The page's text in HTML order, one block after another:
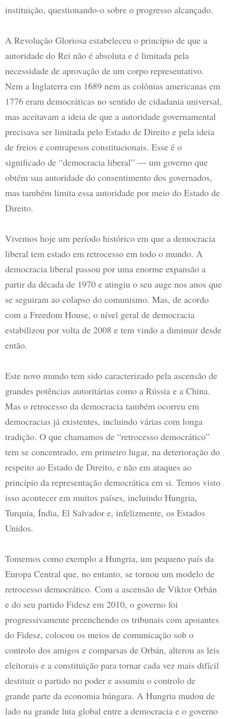
instituição, questionando-o sobre o progresso alcançado.
A Revolução Gloriosa estabeleceu o princípio de que a
autoridade do Rei não é absoluta e é limitada pela
necessidade de aprovação de um corpo representativo.
Nem a Inglaterra em 1689 nem as colônias americanas em
1776 eram democráticas no sentido de cidadania universal,
mas aceitavam a ideia de que a autoridade governamental
precisava ser limitada pelo Estado de Direito e pela ideia
de freios e contrapesos constitucionais. Esse é o
significado de “democracia liberal” — um governo que
obtém sua autoridade do consentimento dos governados,
mas também limita essa autoridade por meio do Estado de
Direito.
Vivemos hoje um período histórico em que a democracia
liberal tem estado em retrocesso em todo o mundo. A
democracia liberal passou por uma enorme expansão a
partir da década de 1970 e atingiu o seu auge nos anos que
se seguiram ao colapso do comunismo. Mas, de acordo
com a Freedom House, o nível geral de democracia
estabilizou por volta de 2008 e tem vindo a diminuir desde
então.
Este novo mundo tem sido caracterizado pela ascensão de
grandes potências autoritárias como a Rússia e a China.
Mas o retrocesso da democracia também ocorreu em
democracias já existentes, incluindo várias com longa
tradição. O que chamamos de “retrocesso democrático”
tem se concentrado, em primeiro lugar, na deterioração do
respeito ao Estado de Direito, e não em ataques ao
princípio da representação democrática em si. Temos visto
isso acontecer em muitos países, incluindo Hungria,
Turquia, Índia, El Salvador e, infelizmente, os Estados
Unidos.
Tomemos como exemplo a Hungria, um pequeno país da
Europa Central que, no entanto, se tornou um modelo de
retrocesso democrático. Com a ascensão de Viktor Orbán
e do seu partido Fidesz em 2010, o governo foi
progressivamente preenchendo os tribunais com apoiantes
do Fidesz, colocou os meios de comunicação sob o
controlo dos amigos e comparsas de Orbán, alterou as leis
eleitorais e a constituição para tornar cada vez mais difícil
destituir o partido no poder e assumiu o controlo de
grande parte da economia húngara. A Hungria mudou de
lado na grande luta global entre a democracia e o governo